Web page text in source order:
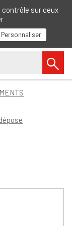
FR
sur ceux
Personnaliser